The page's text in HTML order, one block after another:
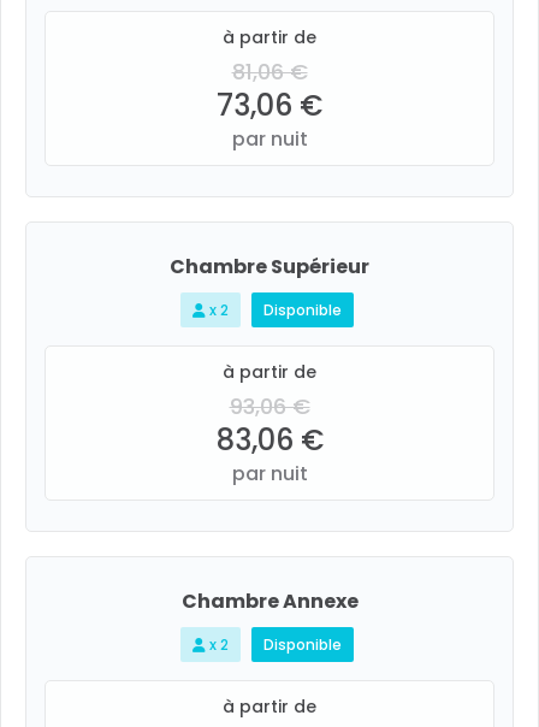
à partir de
81,06 €
73,06 €
par nuit
Chambre Supérieur
x 2 Disponible
à partir de
93,06 €
83,06 €
par nuit
Chambre Annexe
x 2 Disponible
à partir de